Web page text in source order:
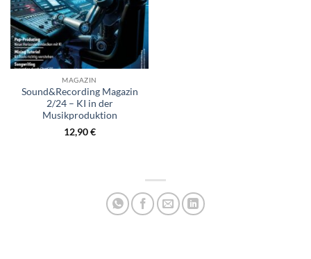
MAGAZIN
Sound&Recording Magazin
2/24 – KI in der
Musikproduktion
12,90€